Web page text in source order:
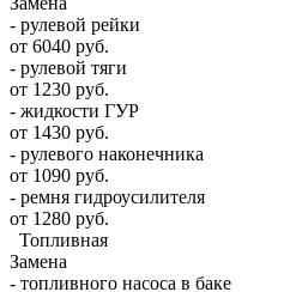
- рулевой рейки
от 6040 руб.
- рулевой тяги
от 1230 руб.
- жидкости ГУР
от 1430 руб.
- рулевого наконечника
от 1090 руб.
- ремня гидроусилителя
от 1280 руб.
Топливная
Замена
- топливного насоса в баке